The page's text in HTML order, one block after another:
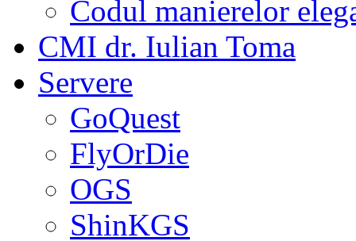
Codul manierelor
CMI dr. Iulian Toma
Servere
GoQuest
FlyOrDie
OGS
ShinKGS